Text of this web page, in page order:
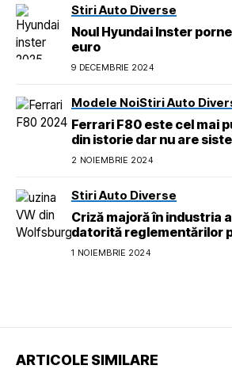
Stiri Auto Diverse
Noul Hyundai Inster
euro
9 DECEMBRIE 2024
Modele NoiStiri Auto
Ferrari F80 este cel mai
din istorie dar nu are
2 NOIEMBRIE 2024
Stiri Auto Diverse
Criză majoră în industria
datorită reglementărilor
pentru 2026
1 NOIEMBRIE 2024
ARTICOLE SIMILARE